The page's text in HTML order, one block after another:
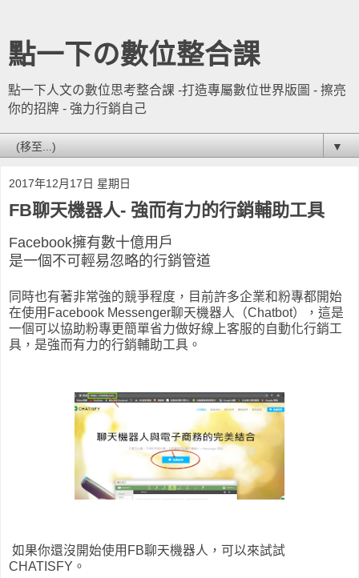
點一下の數位整合課
點一下人文の數位思考整合課 -打造專屬數位世界版圖 - 擦亮
你的招牌 - 強力行銷自己
▼
2017年12月17日 星期日
FB聊天機器人- 強而有力的行銷輔助工具
Facebook擁有數十億用戶
是一個不可輕易忽略的行銷管道
同時也有著非常強的競爭程度，目前許多企業和粉專都開始
在使用Facebook Messenger聊天機器人（Chatbot），這是
一個可以協助粉專更簡單省力做好線上客服的自動化行銷工
具，是強而有力的行銷輔助工具。
如果你還沒開始使用FB聊天機器人，可以來試試
CHATISFY。